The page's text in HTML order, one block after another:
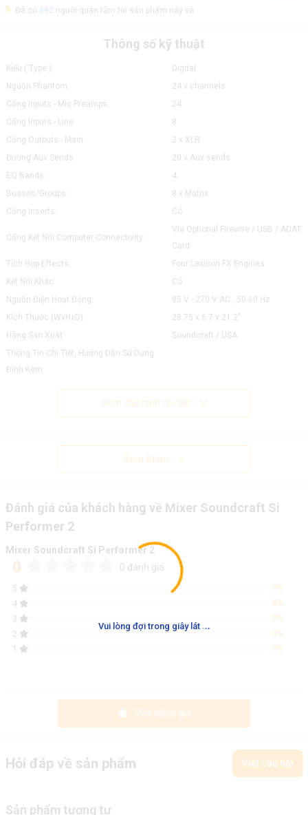
Vui lòng đợi trong giây lát ...
Đã có 892 người quan tâm tới sản phẩm này và
Thông số kỹ thuật
Kiểu ( Type ):
Digital
Nguồn Phantom:
24 x channels
Cổng Inputs - Mic Preamps:
24
Cổng Inputs - Line:
8
Cổng Outputs - Main:
2 x XLR
Đường Aux Sends:
20 x Aux sends
EQ Bands:
4
Busses/Groups:
8 x Matrix
Cổng Inserts:
Có
Cổng Kết Nối Computer Connectivity:
Via Optional Firewire / USB / ADAT
Card
Tích Hợp Effects:
Four Lexicon FX Engines
Kết Nối Khác:
Có
Nguồn Điện Hoạt Động:
85 V - 270 V AC , 50-60 Hz
Kích Thước (WxHxD):
28.75 x 6.7 x 21.2"
Hãng Sản Xuất:
Soundcraft / USA
Thông Tin Chi Tiết, Hướng Dẫn Sử Dụng
Đính Kèm:
Xem cấu hình chi tiết
Xem thêm
Đánh giá của khách hàng về Mixer Soundcraft Si
Performer 2
Mixer Soundcraft Si Performer 2
0 0 đánh giá
5
0%
4
0%
3
0%
2
0%
1
0%
Viết đánh giá
Hỏi đáp về sản phẩm Viết câu hỏi
Sản phẩm tương tự